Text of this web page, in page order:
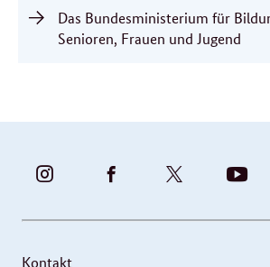
Das Bundesministerium für
Senioren, Frauen und Jugend
BUNDESFAMILIENMINISTERIUM
INSTAGRAMFACEBOOK
|
Kontakt